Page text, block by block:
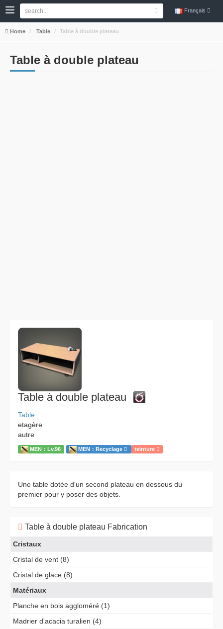
Français
Home Table Table à double plateau
Table à double plateau
Table à double plateau
Table
etagère
autre
MEN：Lv.96 MEN：Recyclage teinture
Une table dotée d'un second plateau en dessous du
premier pour y poser des objets.
Table à double plateau Fabrication
Cristaux
Cristal de vent (8)
Cristal de glace (8)
Matériaux
Planche en bois aggloméré (1)
Madrier d'acacia turalien (4)